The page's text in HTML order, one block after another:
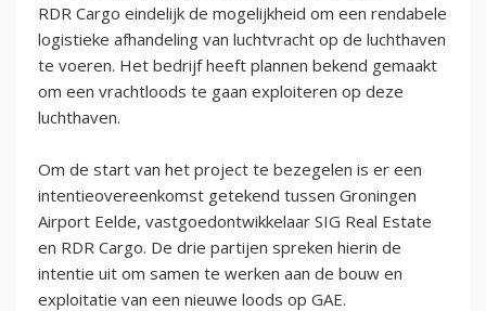
RDR Cargo eindelijk de mogelijkheid om een rendabele
logistieke afhandeling van luchtvracht op de luchthaven
te voeren. Het bedrijf heeft plannen bekend gemaakt
om een vrachtloods te gaan exploiteren op deze
luchthaven.
Om de start van het project te bezegelen is er een
intentieovereenkomst getekend tussen Groningen
Airport Eelde, vastgoedontwikkelaar SIG Real Estate
en RDR Cargo. De drie partijen spreken hierin de
intentie uit om samen te werken aan de bouw en
exploitatie van een nieuwe loods op GAE.